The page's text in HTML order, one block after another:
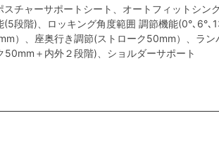
チャーサポートシート、オートフィットシン
段階)、ロッキング角度範囲 調節機能(0°､6°､
）、座奥行き調節(ストローク50mm）、ラン
50mm＋内外２段階)、ショルダーサポート